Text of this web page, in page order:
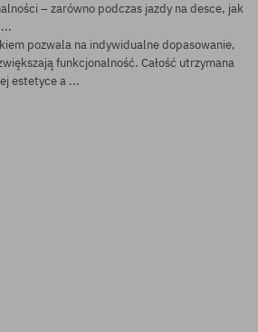
– zarówno podczas jazdy na desce, jak
pozwala na indywidualne dopasowanie,
funkcjonalność. Całość utrzymana
estetyce a ...